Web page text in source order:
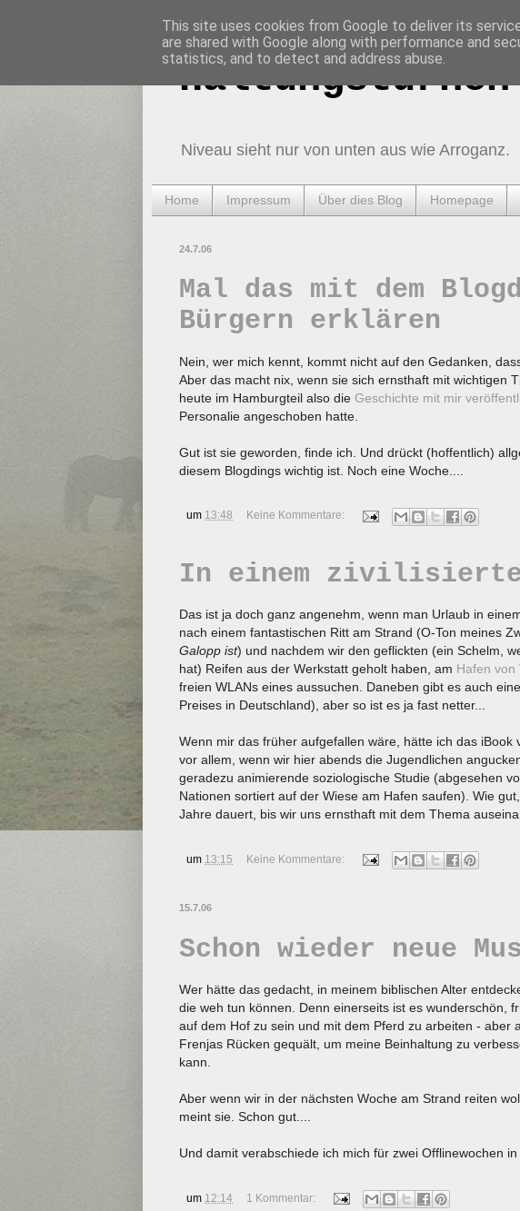
Haltungsturnen
Niveau sieht nur von unten aus wie Arroganz.
Home Impressum Über dies Blog Homepage
24.7.06
Mal das mit dem
Bürgern erklären
Nein, wer mich kennt, kommt nicht auf den Gedanken,
Aber das macht nix, wenn sie sich ernsthaft mit wichtigen
heute im Hamburgteil also die Geschichte mit mir
Personalie angeschoben hatte.
Gut ist sie geworden, finde ich. Und drückt (hoffentlich)
diesem Blogdings wichtig ist. Noch eine Woche....
um 13:48 Keine Kommentare:
In einem
Das ist ja doch ganz angenehm, wenn man Urlaub in
nach einem fantastischen Ritt am Strand (O-Ton meines
Galopp ist) und nachdem wir den geflickten (ein Schelm,
hat) Reifen aus der Werkstatt geholt haben, am Hafen von
freien WLANs eines aussuchen. Daneben gibt es auch
Preises in Deutschland), aber so ist es ja fast netter...
Wenn mir das früher aufgefallen wäre, hätte ich das
vor allem, wenn wir hier abends die Jugendlichen
geradezu animierende soziologische Studie (abgesehen
Nationen sortiert auf der Wiese am Hafen saufen). Wie
Jahre dauert, bis wir uns ernsthaft mit dem Thema
um 13:15 Keine Kommentare:
15.7.06
Schon wieder neue
Wer hätte das gedacht, in meinem biblischen Alter
die weh tun können. Denn einerseits ist es wunderschön,
auf dem Hof zu sein und mit dem Pferd zu arbeiten - aber
Frenjas Rücken gequält, um meine Beinhaltung zu
kann.
Aber wenn wir in der nächsten Woche am Strand reiten
meint sie. Schon gut....
Und damit verabschiede ich mich für zwei Offlinewochen
um 12:14 1 Kommentar:
This site uses cookies from Google to deliver its
are shared with Google along with performance and
statistics, and to detect and address abuse.